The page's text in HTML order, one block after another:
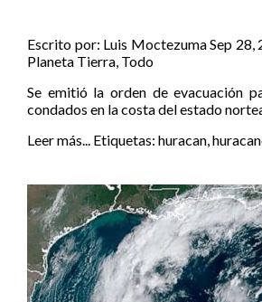
Escrito por: Luis MoctezumaSep 28,
Planeta Tierra, Todo
Se emitió la orden de evacuación
condados en la costa del estado
Leer más... Etiquetas: huracan,